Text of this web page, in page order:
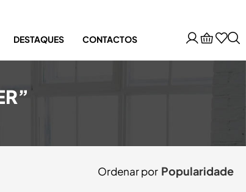
DESTAQUES CONTACTOS
Ordenar por Popularidade